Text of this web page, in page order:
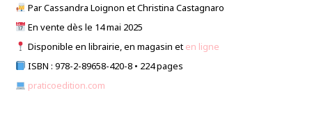
Par Cassandra Loignon et Christina Castagnaro
En vente dès le 14 mai 2025
Disponible en librairie, en magasin et en ligne
ISBN : 978-2-89658-420-8 • 224 pages
praticoedition.com